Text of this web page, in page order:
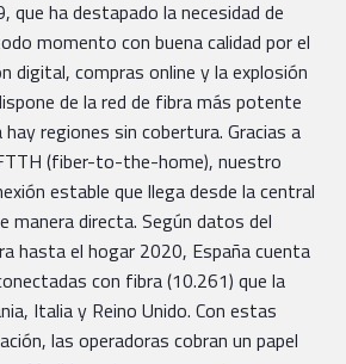
que ha destapado la necesidad de
momento con buena calidad por el
digital, compras online y la explosión
de la red de fibra más potente
regiones sin cobertura. Gracias a
(fiber-to-the-home), nuestro
estable que llega desde la central
manera directa. Según datos del
hasta el hogar 2020, España cuenta
con fibra (10.261) que la
Italia y Reino Unido. Con estas
las operadoras cobran un papel